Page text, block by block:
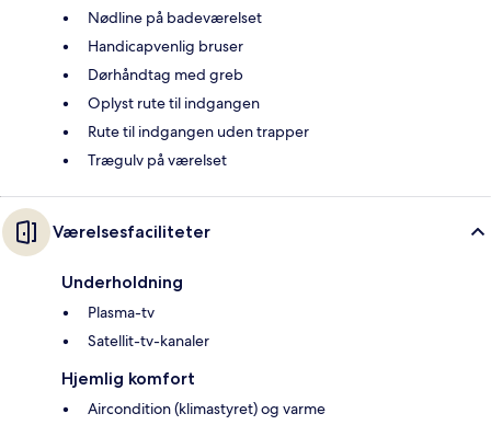
Nødline på badeværelset
Handicapvenlig bruser
Dørhåndtag med greb
Oplyst rute til indgangen
Rute til indgangen uden trapper
Trægulv på værelset
Værelsesfaciliteter
Underholdning
Plasma-tv
Satellit-tv-kanaler
Hjemlig komfort
Aircondition (klimastyret) og varme